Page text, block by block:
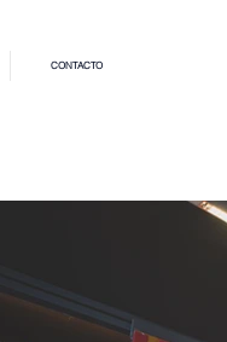
CONTACTO